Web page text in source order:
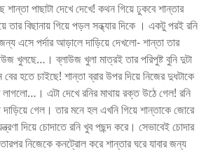
শান্তা পাছাটা দেখে দেখে! কথন গিয়ে ঢুকবে শান্তার
তার বিছানায় গিয়ে পড়ল সন্ধ্যার দিকে । একটু পরই রনি
এসে পর্দার আড়ালে দাড়িয়ে দেখলো- শান্তা তার
খুলছে…। ব্লাউজ খুলা মাত্রই তার পরিপুষ্ট বুনি দুটা
বের হতে চাইছে! শান্তা ব্রার উপর দিয়ে নিজের দুধটাকে
এটা দেখে রনির মাথায় রক্ত উঠে গেল! রনি
দাড়িয়ে গেল। তার মনে হল এখনি গিয়ে শান্তাকে জোরে
দিয়ে চোদাতে রনি খুব পছন্দ করে। সেভাবেই চোদার
নিজেকে কনট্রোল করে শান্তার ঘরে যাবার জন্য